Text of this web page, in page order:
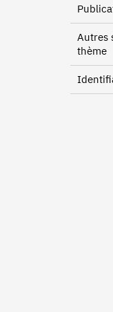
Autres
thème